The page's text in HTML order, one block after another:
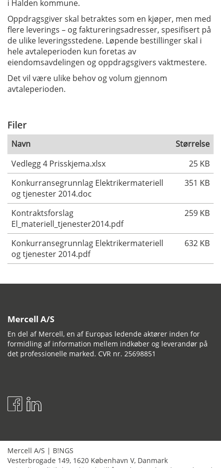
i Halden kommune.
Oppdragsgiver skal betraktes som en kjøper, men med
flere leverings – og faktureringsadresser, spesifisert på
de ulike leveringsstedene. Løpende bestillinger skal i
hele avtaleperioden kun foretas av
eiendomsavdelingen og oppdragsgivers vaktmestere.
Det vil være ulike behov og volum gjennom
avtaleperioden.
Filer
Navn
Størrelse
Vedlegg 4 Prisskjema.xlsx
25 KB
Konkurransegrunnlag Elektrikermateriell
og tjenester 2014.doc
351 KB
Kontraktsforslag
El_materiell_tjenester2014.pdf
259 KB
Konkurransegrunnlag Elektrikermateriell
og tjenester 2014.pdf
632 KB
Mercell A/S
En del af Mercell, en af Europas ledende aktører inden for
formidling af information mellem indkøber og leverandør på
det professionelle marked. CVR nr. 25698851
Mercell A/S | B!NGS
Vesterbrogade 149, 1620 København V, Danmark